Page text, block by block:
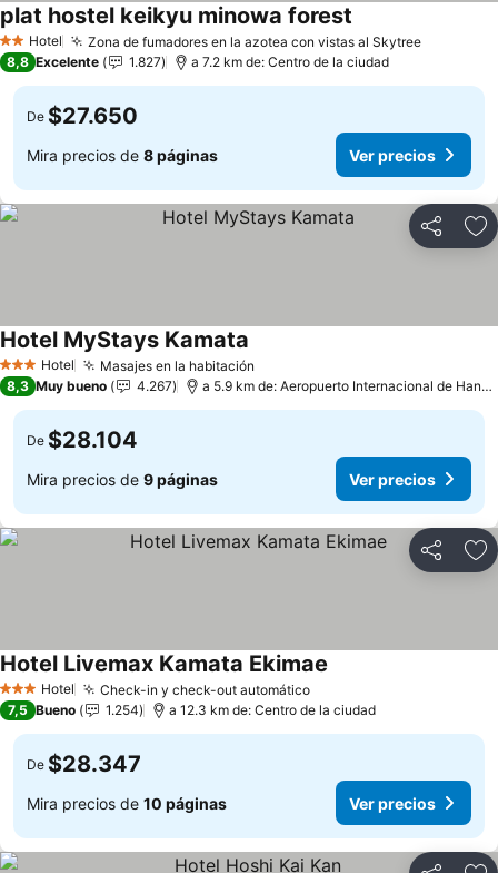
2 Estrellas
Hotel Zona de fumadores en la azotea con vistas al Skytree
plat hostel keikyu minowa forest
8,8 Excelente 1.827 a 7.2 km de: Centro de la ciudad
De $27.650
Mira precios de 8 páginas Ver precios
Compartir
3 Estrellas
Hotel Masajes en la habitación
Hotel MyStays Kamata
8,3 Muy bueno 4.267 a 5.9 km de: Aeropuerto Internacional de Haneda
De $28.104
Mira precios de 9 páginas Ver precios
Compartir
3 Estrellas
Hotel Check-in y check-out automático
Hotel Livemax Kamata Ekimae
7,5 Bueno 1.254 a 12.3 km de: Centro de la ciudad
De $28.347
Mira precios de 10 páginas Ver precios